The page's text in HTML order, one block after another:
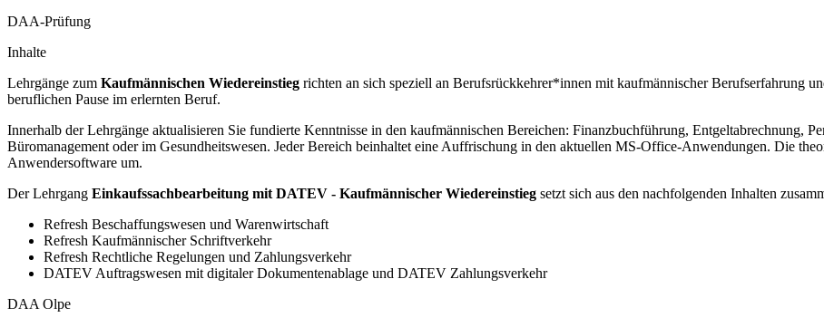
DAA-Prüfung
Inhalte
Lehrgänge zum Kaufmännischen Wiedereinstieg richten an sich speziell an Berufsrückkehrer*innen mit kaufmännischer Berufserfahrung
beruflichen Pause im erlernten Beruf.
Innerhalb der Lehrgänge aktualisieren Sie fundierte Kenntnisse in den kaufmännischen Bereichen: Finanzbuchführung, Entgeltabrechnung,
Büromanagement oder im Gesundheitswesen. Jeder Bereich beinhaltet eine Auffrischung in den aktuellen MS-Office-Anwendungen. Die
Anwendersoftware um.
Der Lehrgang Einkaufssachbearbeitung mit DATEV - Kaufmännischer Wiedereinstieg setzt sich aus den nachfolgenden Inhalten
Refresh Beschaffungswesen und Warenwirtschaft
Refresh Kaufmännischer Schriftverkehr
Refresh Rechtliche Regelungen und Zahlungsverkehr
DATEV Auftragswesen mit digitaler Dokumentenablage und DATEV Zahlungsverkehr
DAA Olpe